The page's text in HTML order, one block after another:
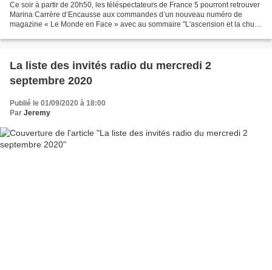
Ce soir à partir de 20h50, les téléspectateurs de France 5 pourront retrouver
Marina Carrère d’Encausse aux commandes d’un nouveau numéro de
magazine « Le Monde en Face » avec au sommaire "L'ascension et la chute
La liste des invités radio du mercredi 2
septembre 2020
Publié le 01/09/2020 à 18:00
Par Jeremy